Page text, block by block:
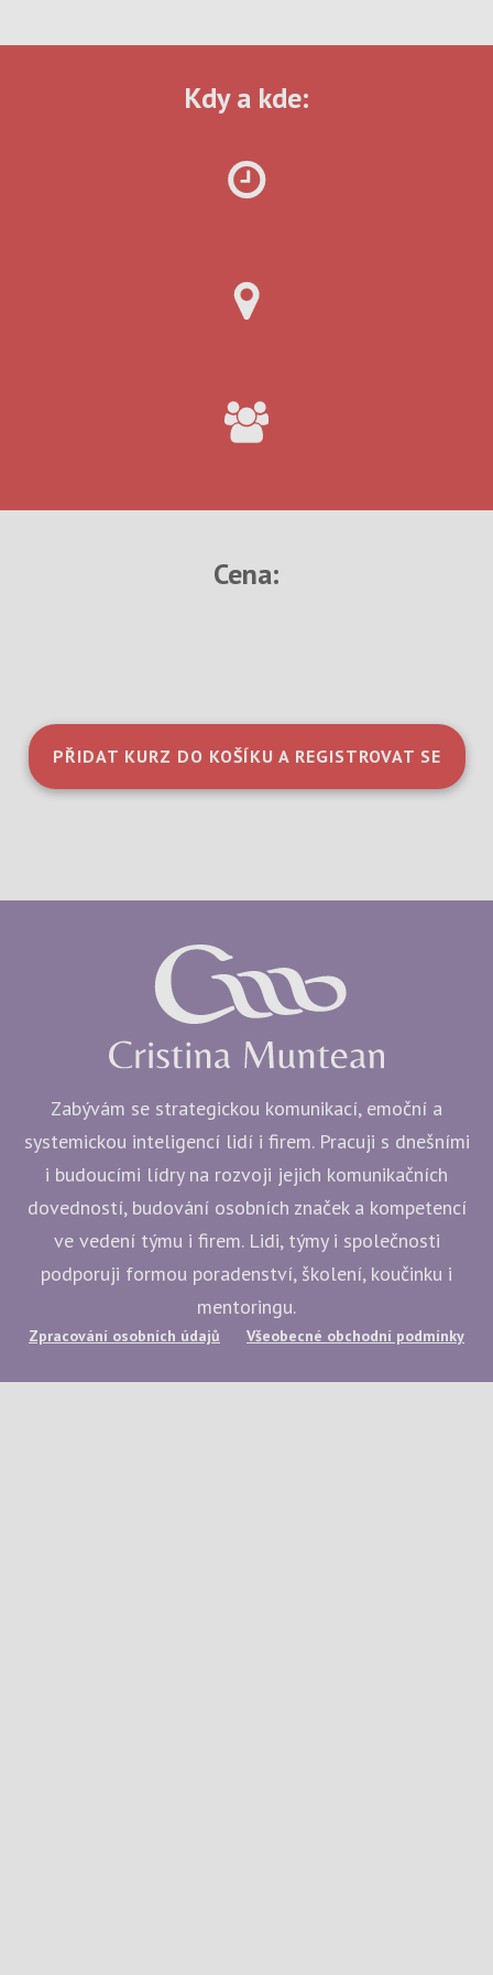
Kdy a kde:
Cena:
PŘIDAT KURZ DO KOŠÍKU A REGISTROVAT SE
Zabývám se strategickou komunikací, emoční a
systemickou inteligencí lidí i firem. Pracuji s dnešními
i budoucími lídry na rozvoji jejich komunikačních
dovedností, budování osobních značek a kompetencí
ve vedení týmu i firem. Lidi, týmy i společnosti
podporuji formou poradenství, školení, koučinku i
mentoringu.
Zpracování osobních údajů Všeobecné obchodní podmínky